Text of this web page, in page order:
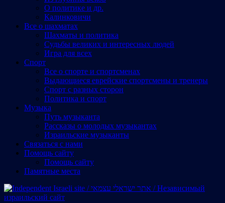
О политике и др.
Калинковичи
Все о шахматах
Шахматы и политика
Судьбы великих и интересных людей
Игра для всех
Спорт
Все о спорте и спортсменах
Выдающиеся еврейские спортсмены и тренеры
Спорт с разных сторон
Политика и спорт
Музыка
Путь музыканта
Рассказы о молодых музыкантах
Израильские музыканты
Cвязаться с нами
Помощь сайту
Помощь сайту
Памятные места